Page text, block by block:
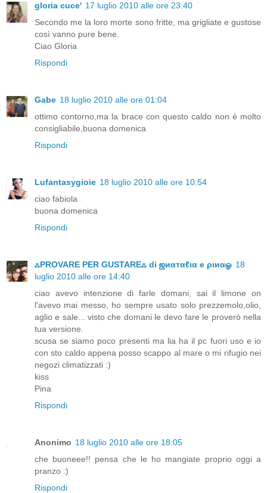
gloria cuce' 17 luglio 2010 alle ore 23:40
Secondo me la loro morte sono fritte, ma grigliate e gustose
così vanno pure bene.
Ciao Gloria
Rispondi
Gabe 18 luglio 2010 alle ore 01:04
ottimo contorno,ma la brace con questo caldo non è molto
consigliabile,buona domenica
Rispondi
Lufantasygioie 18 luglio 2010 alle ore 10:54
ciao fabiola
buona domenica
Rispondi
ஃPROVARE PER GUSTAREஃ di ஜиαтαℓια e ριиαஓ 18
luglio 2010 alle ore 14:40
ciao avevo intenzione di farle domani, sai il limone on
l'avevo mai messo, ho sempre usato solo prezzemolo,olio,
aglio e sale... visto che domani le devo fare le proverò nella
tua versione.
scusa se siamo poco presenti ma lia ha il pc fuori uso e io
con sto caldo appena posso scappo al mare o mi rifugio nei
negozi climatizzati :)
kiss
Pina
Rispondi
Anonimo 18 luglio 2010 alle ore 18:05
che buoneee!! pensa che le ho mangiate proprio oggi a
pranzo :)
Rispondi